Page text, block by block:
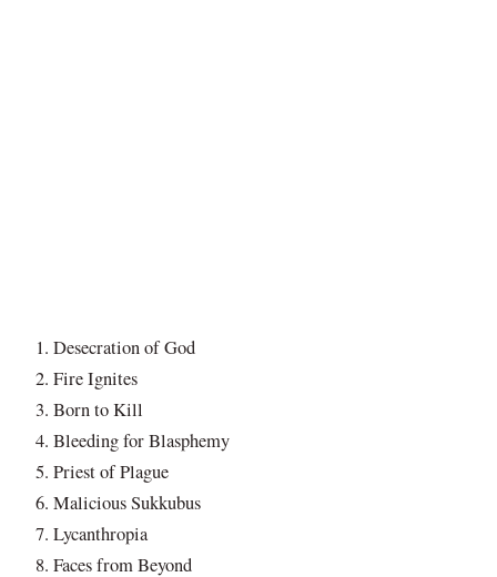
Desecration of God
Fire Ignites
Born to Kill
Bleeding for Blasphemy
Priest of Plague
Malicious Sukkubus
Lycanthropia
Faces from Beyond